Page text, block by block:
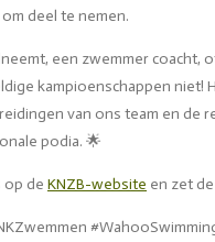
deel te nemen.
een zwemmer coacht,
kampioenschappen niet!
van ons team en de
podia. 🌟
op de KNZB-website en zet